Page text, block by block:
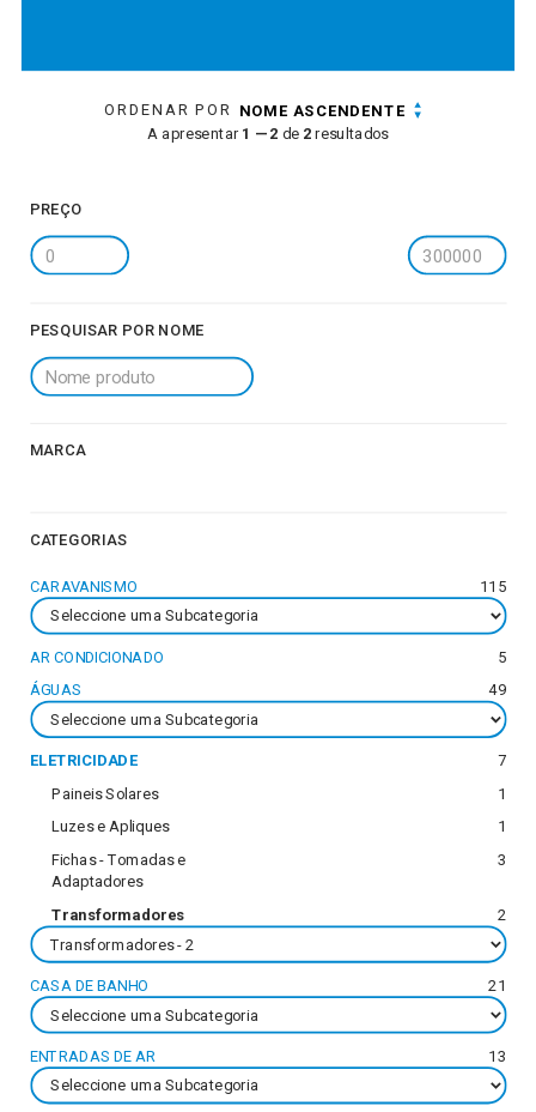
ORDENAR POR
NOME ASCENDENTE
A apresentar 1 — 2 de 2 resultados
PREÇO
PESQUISAR POR NOME
MARCA
CATEGORIAS
CARAVANISMO 115
AR CONDICIONADO 5
ÁGUAS 49
ELETRICIDADE
7
Paineis Solares
1
Luzes e Apliques
1
Fichas - Tomadas e
Adaptadores
3
Transformadores 2
CASA DE BANHO 21
ENTRADAS DE AR 13